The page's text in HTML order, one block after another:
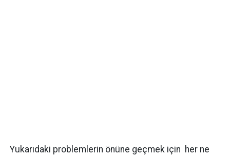
Yukarıdaki problemlerin önüne geçmek için her ne